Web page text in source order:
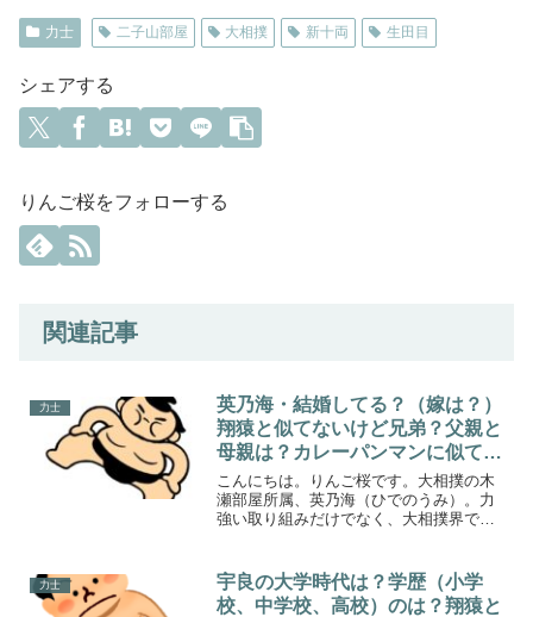
力士 二子山部屋 大相撲 新十両 生田目
シェアする
りんご桜をフォローする
関連記事
力士
英乃海・結婚してる？（嫁は？）
翔猿と似てないけど兄弟？父親と
母親は？カレーパンマンに似て
る？
こんにちは。りんご桜です。大相撲の木
瀬部屋所属、英乃海（ひでのうみ）。力
強い取り組みだけでなく、大相撲界で独
トについてはあまり多くが語られること
はありません。今回は英乃...
力士
宇良の大学時代は？学歴（小学
校、中学校、高校）のは？翔猿と